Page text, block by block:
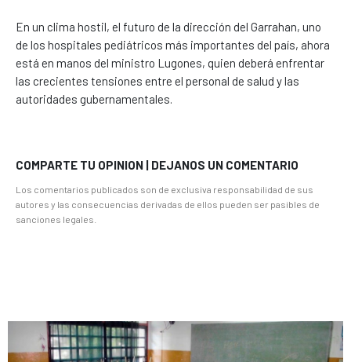
En un clima hostil, el futuro de la dirección del Garrahan, uno
de los hospitales pediátricos más importantes del país, ahora
está en manos del ministro Lugones, quien deberá enfrentar
las crecientes tensiones entre el personal de salud y las
autoridades gubernamentales.
COMPARTE TU OPINION | DEJANOS UN COMENTARIO
Los comentarios publicados son de exclusiva responsabilidad de sus
autores y las consecuencias derivadas de ellos pueden ser pasibles de
sanciones legales.